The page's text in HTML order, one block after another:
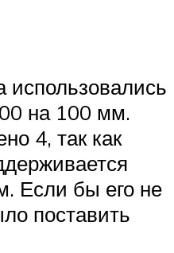
использовались
на 100 мм.
4, так как
Если бы его не
поставить